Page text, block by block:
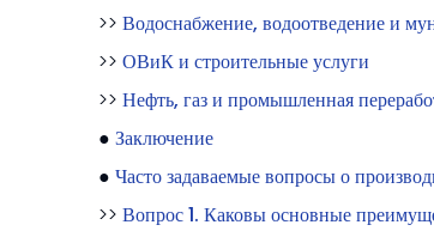
>> Водоснабжение, водоотведение и
>> ОВиК и строительные услуги
>> Нефть, газ и промышленная
● Заключение
● Часто задаваемые вопросы о
>> Вопрос 1. Каковы основные